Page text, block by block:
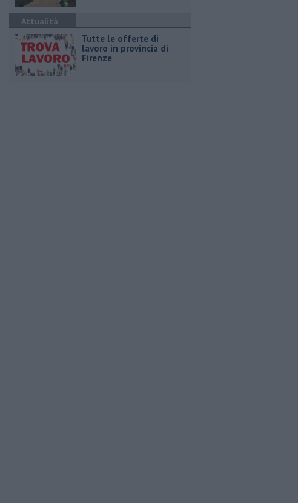
Attualità
​Tutte le offerte di
lavoro in provincia di
Firenze